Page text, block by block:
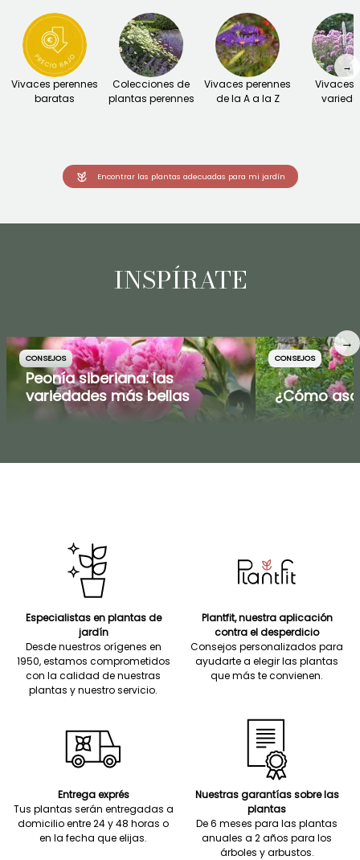
Vivaces perennes
baratas
Colecciones de
plantas perennes
Vivaces perennes
de la A a la Z
Vivaces
→
Encontrar las plantas adecuadas para mi jardín
INSPÍRATE
CONSEJOS
Peonía siberiana: las
variedades más bellas
CONSEJOS
¿Cómo
→
Especialistas en plantas de
jardín
Desde nuestros orígenes en
1950, estamos comprometidos
con la calidad de nuestras
plantas y nuestro servicio.
Plantfit, nuestra aplicación
contra el desperdicio
Consejos personalizados para
ayudarte a elegir las plantas
que más te convienen.
Entrega exprés
Tus plantas serán entregadas a
domicilio entre 24 y 48 horas o
en la fecha que elijas.
Nuestras garantías sobre las
plantas
De 6 meses para las plantas
anuales a 2 años para los
árboles y arbustos.